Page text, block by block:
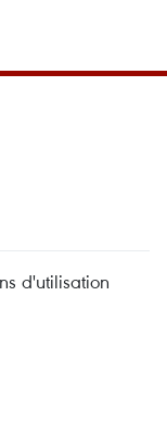
d'utilisation